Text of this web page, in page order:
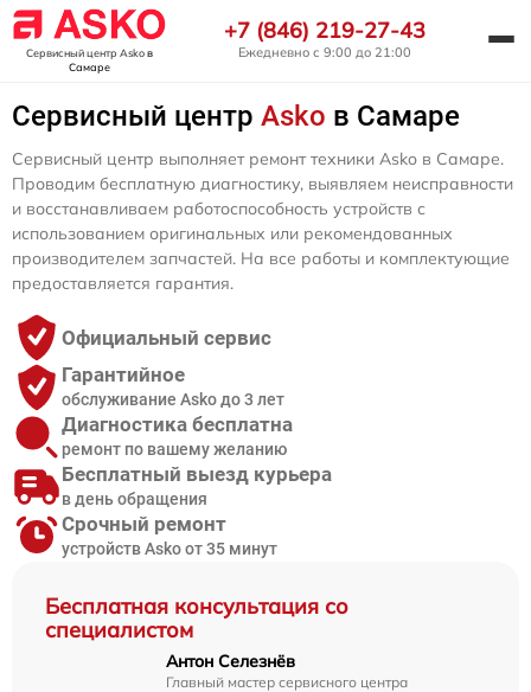
Сервисный центр Askoв
Самаре
+7 (846) 219-27-43
Ежедневно с 9:00 до 21:00
Сервисный центр Asko в Самаре
Бесплатная консультация со
специалистом
Антон Селезнёв
Главный мастер сервисного центра
Сервисный центр выполняет ремонт техники Asko в Самаре.
Проводим бесплатную диагностику, выявляем неисправности
и восстанавливаем работоспособность устройств с
использованием оригинальных или рекомендованных
производителем запчастей. На все работы и комплектующие
предоставляется гарантия.
Официальный сервис
Гарантийное
обслуживание Asko до 3 лет
Диагностика бесплатна
ремонт по вашему желанию
Бесплатный выезд курьера
в день обращения
Срочный ремонт
устройств Asko от 35 минут